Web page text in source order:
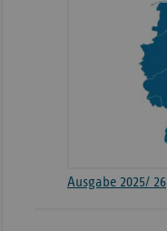
Ausgabe 2025/ 26